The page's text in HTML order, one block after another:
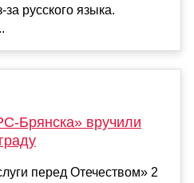
русского языка.
Брянска» вручили
перед Отечеством» 2